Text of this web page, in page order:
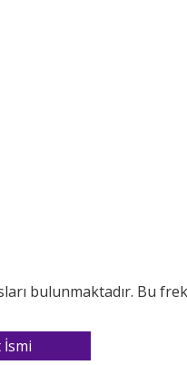
bulunmaktadır. Bu
İsmi